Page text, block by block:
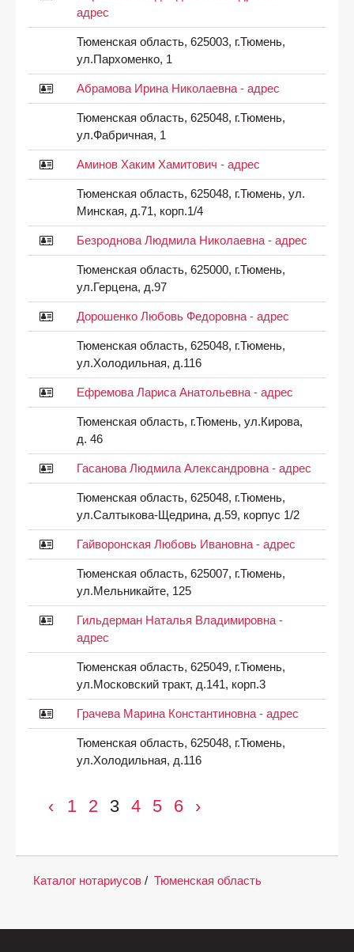
адрес
Тюменская область, 625003, г.Тюмень,
ул.Пархоменко, 1
Абрамова Ирина Николаевна - адрес
Тюменская область, 625048, г.Тюмень,
ул.Фабричная, 1
Аминов Хаким Хамитович - адрес
Тюменская область, 625048, г.Тюмень, ул.
Минская, д.71, корп.1/4
Безроднова Людмила Николаевна - адрес
Тюменская область, 625000, г.Тюмень,
ул.Герцена, д.97
Дорошенко Любовь Федоровна - адрес
Тюменская область, 625048, г.Тюмень,
ул.Холодильная, д.116
Ефремова Лариса Анатольевна - адрес
Тюменская область, г.Тюмень, ул.Кирова,
д. 46
Гасанова Людмила Александровна - адрес
Тюменская область, 625048, г.Тюмень,
ул.Салтыкова-Щедрина, д.59, корпус 1/2
Гайворонская Любовь Ивановна - адрес
Тюменская область, 625007, г.Тюмень,
ул.Мельникайте, 125
Гильдерман Наталья Владимировна -
адрес
Тюменская область, 625049, г.Тюмень,
ул.Московский тракт, д.141, корп.3
Грачева Марина Константиновна - адрес
Тюменская область, 625048, г.Тюмень,
ул.Холодильная, д.116
‹ 1 2 3 4 5 6 ›
Каталог нотариусов / Тюменская область